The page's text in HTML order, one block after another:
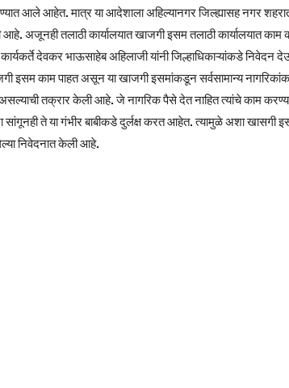
आले आहेत. मात्र या आदेशाला अहिल्यानगर जिल्ह्यासह नगर
आहे. अजूनही तलाठी कार्यालयात खाजगी इसम तलाठी कार्यालयात
देवकर भाऊसाहेब अहिलाजी यांनी जिल्हाधिकाऱ्यांकडे निवेदन
इसम काम पाहत असून या खाजगी इसमांकडून सर्वसामान्य
तक्रार केली आहे. जे नागरिक पैसे देत नाहित त्यांचे काम
सांगूनही ते या गंभीर बाबीकडे दुर्लक्ष करत आहेत. त्यामुळे अशा खासगी
निवेदनात केली आहे.